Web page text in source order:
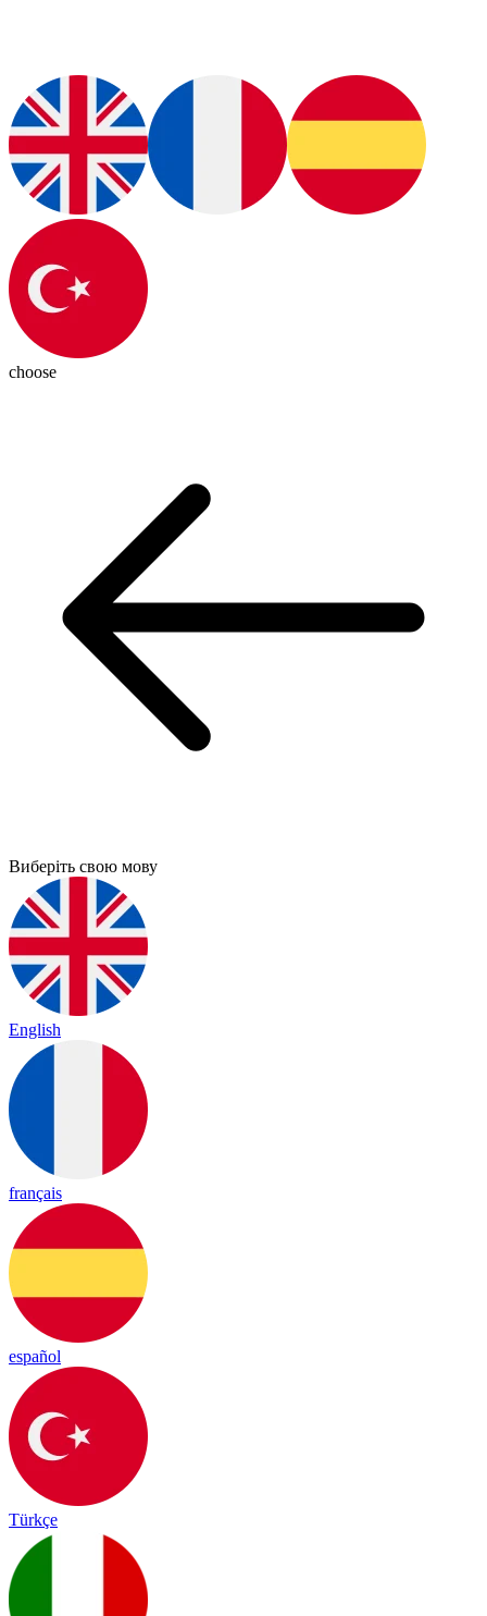
choose
Виберіть свою мову
English
français
español
Türkçe